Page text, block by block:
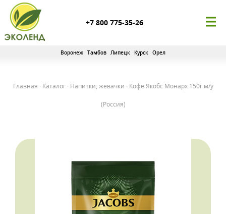
+7 800 775-35-26
Воронеж Тамбов Липецк Курск Орел
Главная · Каталог· Напитки, жевачки · Кофе Якобс Монарх 150г м/у
(Россия)